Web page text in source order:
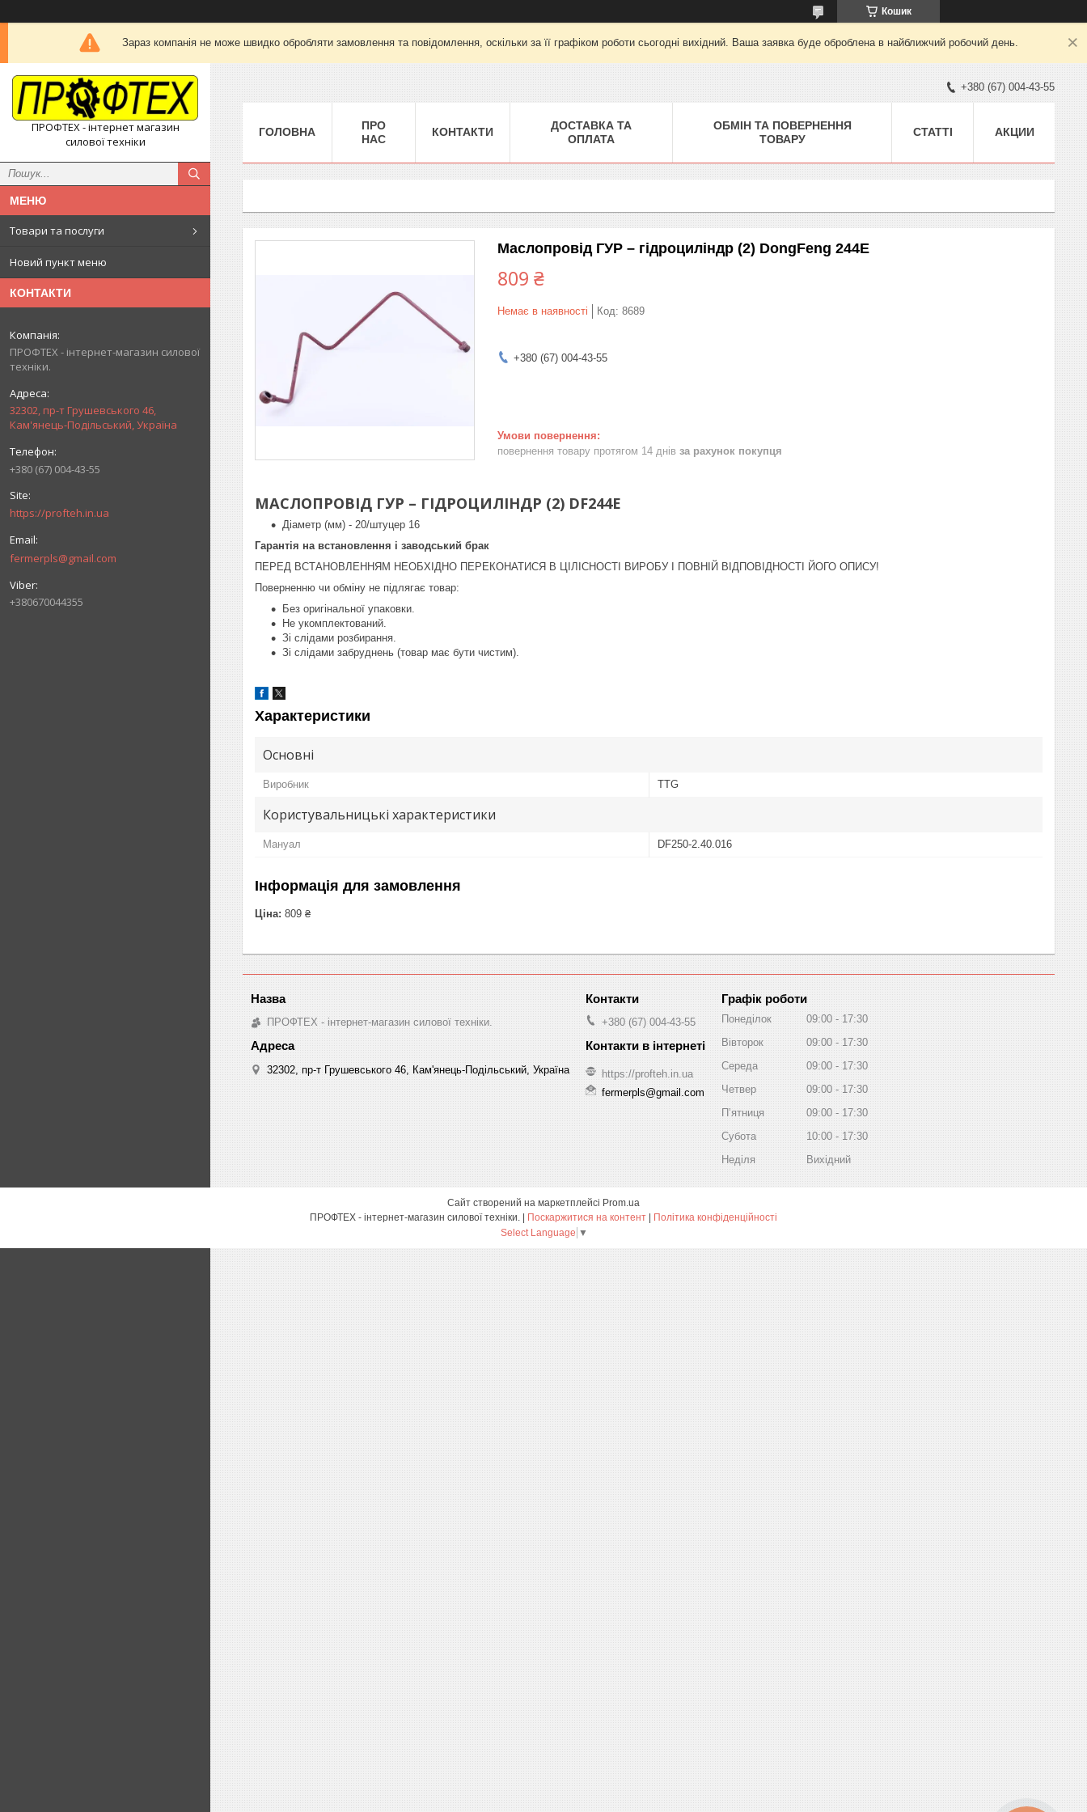
Кошик
Зараз компанія не може швидко обробляти замовлення та повідомлення, оскільки за її графіком роботи сьогодні вихідний. Ваша заявка буде оброблена в найближчий робочий день.
ПРОФТЕХ - інтернет магазин
силової техніки
Товари та послуги
Новий пункт меню
КОНТАКТИ
ПРОФТЕХ - інтернет-магазин силової
техніки.
32302, пр-т Грушевського 46,
Кам'янець-Подільський, Україна
+380 (67) 004-43-55
https://profteh.in.ua
fermerpls@gmail.com
+380670044355
+380 (67) 004-43-55
ГОЛОВНА
ПРО
НАС
КОНТАКТИ
ДОСТАВКА ТА
ОПЛАТА
ОБМІН ТА ПОВЕРНЕННЯ
ТОВАРУ
СТАТТІ АКЦИИ
Маслопровід ГУР – гідроциліндр (2) DongFeng 244E
809 ₴
Немає в наявності Код: 8689
+380 (67) 004-43-55
повернення товару протягом 14 днів за рахунок покупця
МАСЛОПРОВІД ГУР – ГІДРОЦИЛІНДР (2) DF244E
Діаметр (мм) - 20/штуцер 16
Гарантія на встановлення і заводський брак
ПЕРЕД ВСТАНОВЛЕННЯМ НЕОБХІДНО ПЕРЕКОНАТИСЯ В ЦІЛІСНОСТІ ВИРОБУ І ПОВНІЙ ВІДПОВІДНОСТІ ЙОГО ОПИСУ!
Поверненню чи обміну не підлягає товар:
Без оригінальної упаковки.
Не укомплектований.
Зі слідами розбирання.
Зі слідами забруднень (товар має бути чистим).
Характеристики
Основні
Виробник TTG
Користувальницькі характеристики
Мануал DF250-2.40.016
Інформація для замовлення
Ціна: 809 ₴
ПРОФТЕХ - інтернет-магазин силової техніки.
32302, пр-т Грушевського 46, Кам'янець-Подільський, Україна
+380 (67) 004-43-55
https://profteh.in.ua
fermerpls@gmail.com
Графік роботи
Понеділок 09:00
17:30
Вівторок
09:00
17:30
Середа
09:00
17:30
Четвер
09:00
17:30
Пʼятниця
09:00
17:30
Субота
10:00
17:30
Неділя
Вихідний
Сайт створений на маркетплейсі Prom.ua
Поскаржитися на контент
Політика конфіденційності
Select Language ▼